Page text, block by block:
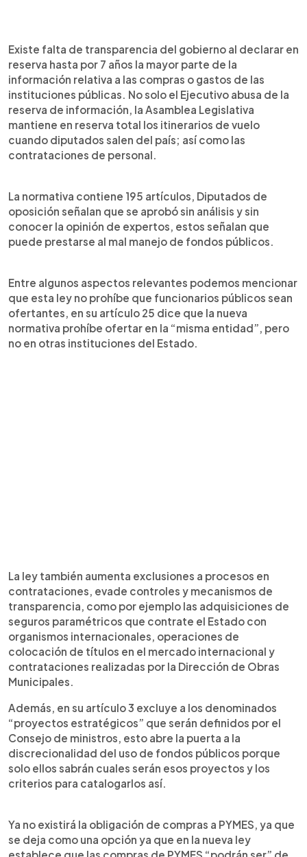
Existe falta de transparencia del gobierno al declarar en
reserva hasta por 7 años la mayor parte de la
información relativa a las compras o gastos de las
instituciones públicas. No solo el Ejecutivo abusa de la
reserva de información, la Asamblea Legislativa
mantiene en reserva total los itinerarios de vuelo
cuando diputados salen del país; así como las
contrataciones de personal.
La normativa contiene 195 artículos, Diputados de
oposición señalan que se aprobó sin análisis y sin
conocer la opinión de expertos, estos señalan que
puede prestarse al mal manejo de fondos públicos.
Entre algunos aspectos relevantes podemos mencionar
que esta ley no prohíbe que funcionarios públicos sean
ofertantes, en su artículo 25 dice que la nueva
normativa prohíbe ofertar en la “misma entidad”, pero
no en otras instituciones del Estado.
La ley también aumenta exclusiones a procesos en
contrataciones, evade controles y mecanismos de
transparencia, como por ejemplo las adquisiciones de
seguros paramétricos que contrate el Estado con
organismos internacionales, operaciones de
colocación de títulos en el mercado internacional y
contrataciones realizadas por la Dirección de Obras
Municipales.
Además, en su artículo 3 excluye a los denominados
“proyectos estratégicos” que serán definidos por el
Consejo de ministros, esto abre la puerta a la
discrecionalidad del uso de fondos públicos porque
solo ellos sabrán cuales serán esos proyectos y los
criterios para catalogarlos así.
Ya no existirá la obligación de compras a PYMES, ya que
se deja como una opción ya que en la nueva ley